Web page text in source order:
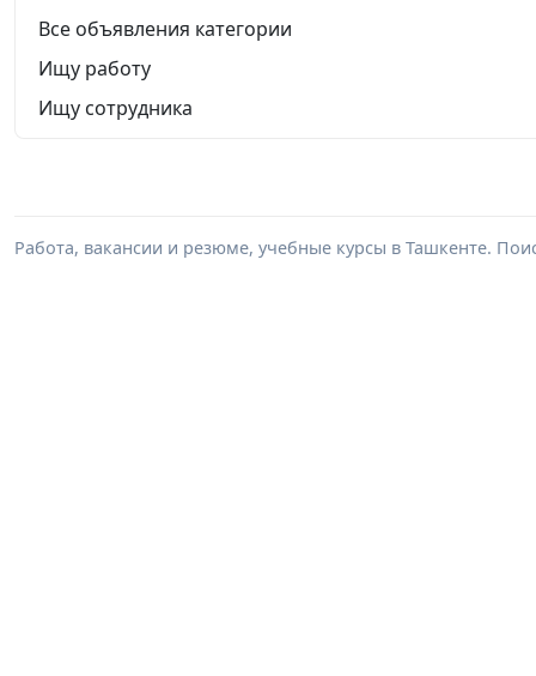
Все объявления категории
Ищу работу
Ищу сотрудника
Работа, вакансии и резюме, учебные курсы в Ташкенте.